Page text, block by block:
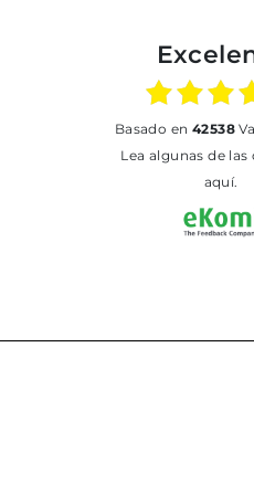
basado en 42538
Lea algunas de las opiniones
aquí.